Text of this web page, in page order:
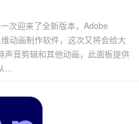
次迎来了全新版本，Adobe
动画制作软件，这次又将会给大
声音剪辑和其他动画，此面板提供
...